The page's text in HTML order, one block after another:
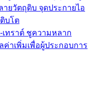
ยวัตถุดิบ จุดประกายไอ
บโต
ทราต์ ชูความหลาก
าเพิ่มเพื่อผู้ประกอบการ